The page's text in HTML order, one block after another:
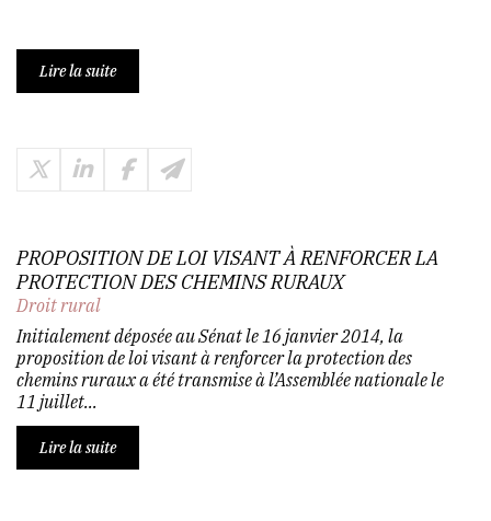
Lire la suite
PROPOSITION DE LOI VISANT À RENFORCER LA
PROTECTION DES CHEMINS RURAUX
Droit rural
Initialement déposée au Sénat le 16 janvier 2014, la
proposition de loi visant à renforcer la protection des
chemins ruraux a été transmise à l’Assemblée nationale le
11 juillet...
Lire la suite